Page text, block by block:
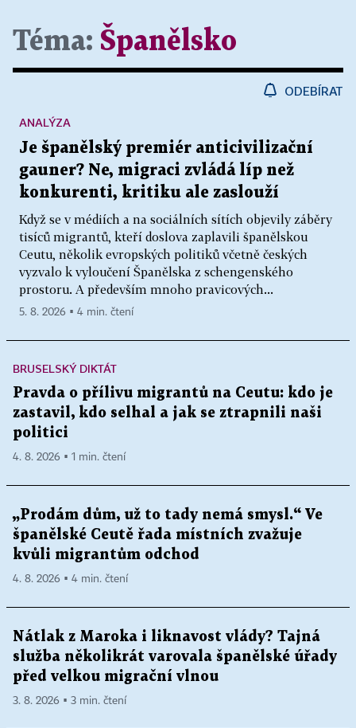
Téma: Španělsko
ODEBÍRAT
Je španělský premiér anticivilizační
gauner? Ne, migraci zvládá líp než
konkurenti, kritiku ale zaslouží
Když se v médiích a na sociálních sítích objevily záběry
tisíců migrantů, kteří doslova zaplavili španělskou
Ceutu, několik evropských politiků včetně českých
vyzvalo k vyloučení Španělska z schengenského
prostoru. A především mnoho pravicových...
ANALÝZA
5. 8. 2026 ▪ 4 min. čtení
BRUSELSKÝ DIKTÁT
Pravda o přílivu migrantů na Ceutu: kdo je
zastavil, kdo selhal a jak se ztrapnili naši
politici
4. 8. 2026 ▪ 1 min. čtení
„Prodám dům, už to tady nemá smysl.“ Ve
španělské Ceutě řada místních zvažuje
kvůli migrantům odchod
4. 8. 2026 ▪ 4 min. čtení
Nátlak z Maroka i liknavost vlády? Tajná
služba několikrát varovala španělské úřady
před velkou migrační vlnou
3. 8. 2026 ▪ 3 min. čtení